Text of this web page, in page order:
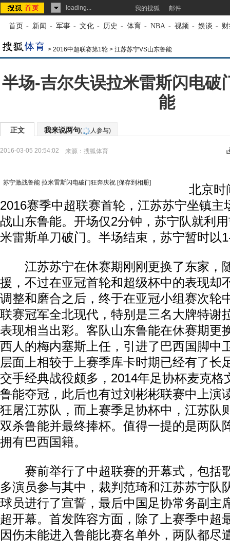
loading... 我的搜狐 邮件
首页 - 新闻 - 军事 - 文化 - 历史 - 体育 - NBA - 视频 - 娱谈 -
> 2016中超联赛第1轮 > 江苏苏宁VS山东鲁能
半场-吉尔失误拉米雷斯闪电破
能
正文 我来说两句( 人参与)
2016-03-05 20:54:02 来源： 搜狐体育
苏宁激战鲁能 拉米雷斯闪电破门狂奔庆祝 [保存到相册]
北京时间
2016赛季中超联赛首轮，江苏苏宁坐镇主
战山东鲁能。开场仅2分钟，苏宁队就利
米雷斯单刀破门。半场结束，苏宁暂时以
江苏苏宁在休赛期刚刚更换了东家，
援，不过在亚冠首轮和超级杯中的表现却
调整和磨合之后，终于在亚冠小组赛次轮
联赛冠军全北现代，特别是三名大牌特谢
表现相当出彩。客队山东鲁能在休赛期更
西人的梅内塞斯上任，引进了巴西国脚中
层面上相较于上赛季库卡时期已经有了长
交手经典战役颇多，2014年足协杯麦克格
鲁能夺冠，此后也有过刘彬彬联赛中上演
狂屠江苏队，而上赛季足协杯中，江苏队
双杀鲁能并最终捧杯。值得一提的是两队
拥有巴西国籍。
赛前举行了中超联赛的开幕式，包括
多演员参与其中，裁判范琦和江苏苏宁队
球员进行了宣誓，最后中国足协常务副主
超开幕。首发阵容方面，除了上赛季中超
因伤未能进入鲁能比赛名单外，两队都尽